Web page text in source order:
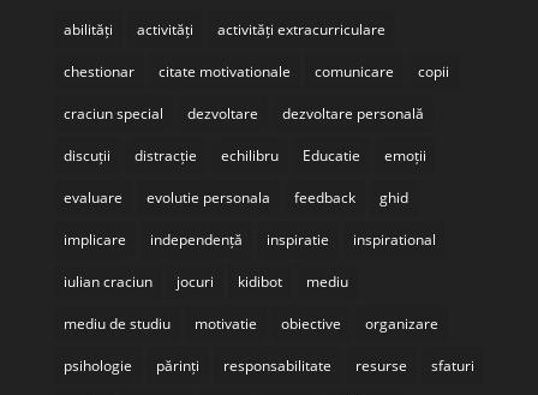
abilități activități activități extracurriculare
chestionar citate motivationale comunicare copii
craciun special dezvoltare dezvoltare personală
discuții distracție echilibru Educatie emoții
evaluare evolutie personala feedback ghid
implicare independență inspiratie inspirational
iulian craciun jocuri kidibot mediu
mediu de studiu motivatie obiective organizare
psihologie părinți responsabilitate resurse sfaturi